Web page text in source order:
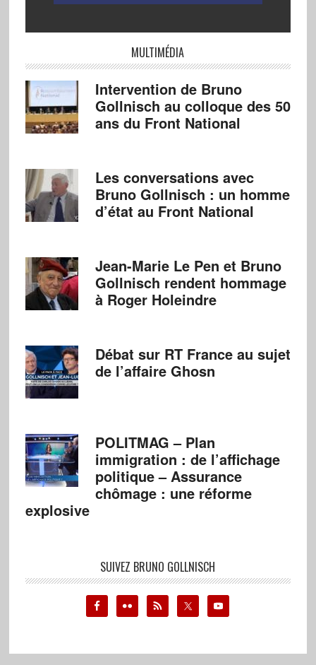
MULTIMÉDIA
Intervention de Bruno
Gollnisch au colloque des 50
ans du Front National
Les conversations avec
Bruno Gollnisch : un homme
d’état au Front National
Jean-Marie Le Pen et Bruno
Gollnisch rendent hommage
à Roger Holeindre
Débat sur RT France au sujet
de l’affaire Ghosn
POLITMAG – Plan
immigration : de l’affichage
politique – Assurance
chômage : une réforme
explosive
SUIVEZ BRUNO GOLLNISCH